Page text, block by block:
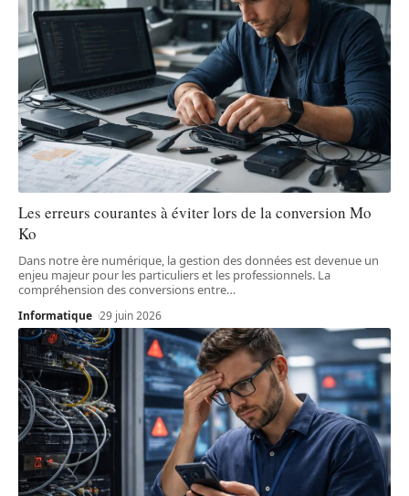
Les erreurs courantes à éviter lors de la conversion Mo
Ko
Dans notre ère numérique, la gestion des données est devenue un
enjeu majeur pour les particuliers et les professionnels. La
compréhension des conversions entre…
Informatique 29 juin 2026